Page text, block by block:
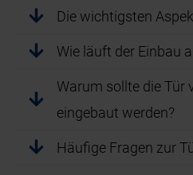
Die wichtigsten
Wie läuft der Einbau
Warum sollte die Tür
eingebaut werden?
Häufige Fragen zur